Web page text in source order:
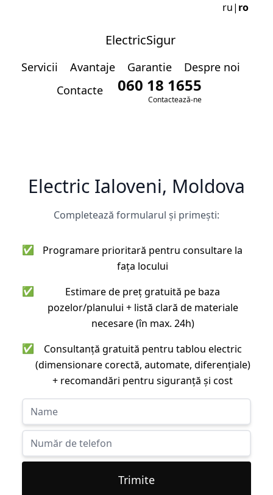
ru| ro
ElectricSigur
Servicii Avantaje Garantie
Despre noi
Contacte
060 18 1655
Contactează-ne
Electric Ialoveni, Moldova
Completează formularul și primești:
✅
Programare prioritară pentru consultare la
fața locului
✅
Estimare de preț gratuită pe baza
pozelor/planului + listă clară de materiale
necesare (în max. 24h)
✅
Consultanță gratuită pentru tablou electric
(dimensionare corectă, automate, diferențiale)
+ recomandări pentru siguranță și cost
Trimite